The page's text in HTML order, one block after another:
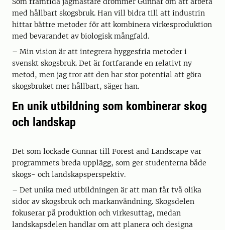
med hållbart skogsbruk. Han vill bidra till att industrin
hittar bättre metoder för att kombinera virkesproduktion
med bevarandet av biologisk mångfald.
– Min vision är att integrera hyggesfria metoder i
svenskt skogsbruk. Det är fortfarande en relativt ny
metod, men jag tror att den har stor potential att göra
skogsbruket mer hållbart, säger han.
En unik utbildning som kombinerar skog
och landskap
Det som lockade Gunnar till Forest and Landscape var
programmets breda upplägg, som ger studenterna både
skogs- och landskapsperspektiv.
– Det unika med utbildningen är att man får två olika
sidor av skogsbruk och markanvändning. Skogsdelen
fokuserar på produktion och virkesuttag, medan
landskapsdelen handlar om att planera och designa